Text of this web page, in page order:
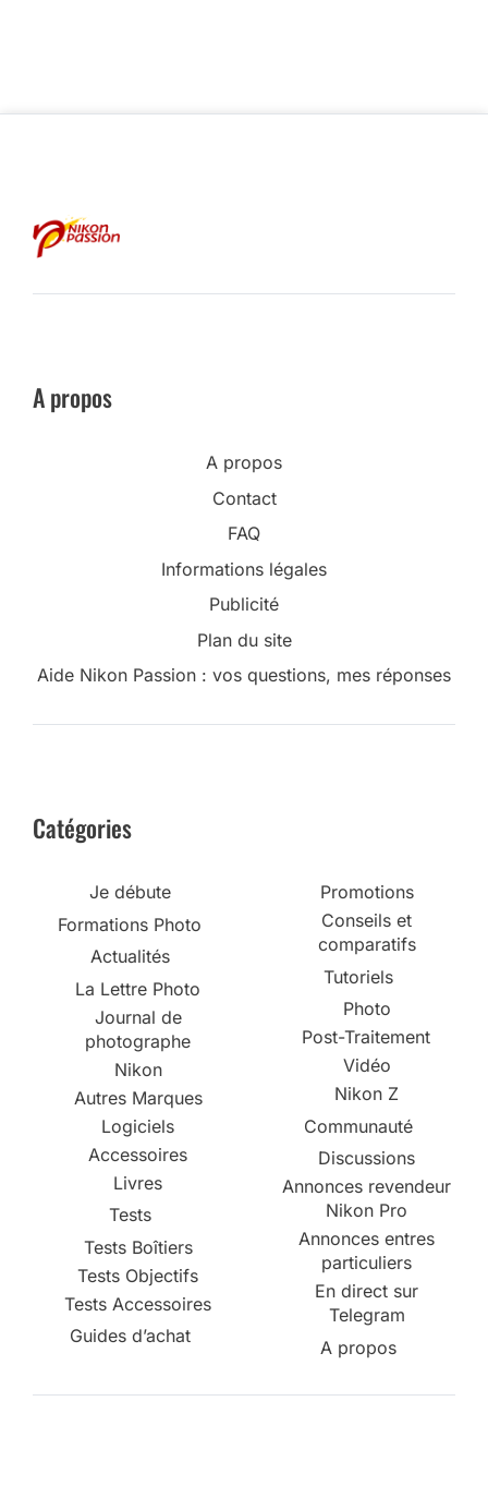
A propos
A propos
Contact
FAQ
Informations légales
Publicité
Plan du site
Aide Nikon Passion : vos questions, mes réponses
Catégories
Je débute
Formations Photo
Actualités
La Lettre Photo
Journal de
photographe
Nikon
Autres Marques
Logiciels
Accessoires
Livres
Tests
Tests Boîtiers
Tests Objectifs
Tests Accessoires
Guides d’achat
Promotions
Conseils et
comparatifs
Tutoriels
Photo
Post-Traitement
Vidéo
Nikon Z
Communauté
Discussions
Annonces revendeur
Nikon Pro
Annonces entres
particuliers
En direct sur
Telegram
A propos